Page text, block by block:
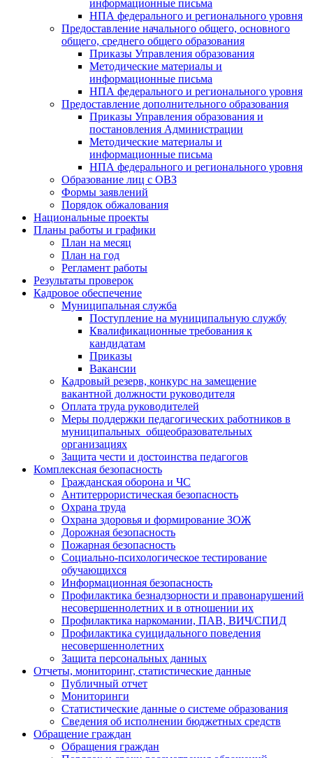
информационные письма
НПА федерального и регионального уровня
Предоставление начального общего, основного
общего, среднего общего образования
Приказы Управления образования
Методические материалы и
информационные письма
НПА федерального и регионального уровня
Предоставление дополнительного образования
Приказы Управления образования и
постановления Администрации
Методические материалы и
информационные письма
НПА федерального и регионального уровня
Образование лиц с ОВЗ
Формы заявлений
Порядок обжалования
Национальные проекты
Планы работы и графики
План на месяц
План на год
Регламент работы
Результаты проверок
Кадровое обеспечение
Муниципальная служба
Поступление на муниципальную службу
Квалификационные требования к
кандидатам
Приказы
Вакансии
Кадровый резерв, конкурс на замещение
вакантной должности руководителя
Оплата труда руководителей
Меры поддержки педагогических работников в
муниципальных общеобразовательных
организациях
Защита чести и достоинства педагогов
Комплексная безопасность
Гражданская оборона и ЧС
Антитеррористическая безопасность
Охрана труда
Охрана здоровья и формирование ЗОЖ
Дорожная безопасность
Пожарная безопасность
Социально-психологическое тестирование
обучающихся
Информационная безопасность
Профилактика безнадзорности и правонарушений
несовершеннолетних и в отношении их
Профилактика наркомании, ПАВ, ВИЧ/СПИД
Профилактика суицидального поведения
несовершеннолетних
Защита персональных данных
Отчеты, мониторинг, статистические данные
Публичный отчет
Мониторинги
Статистические данные о системе образования
Сведения об исполнении бюджетных средств
Обращение граждан
Обращения граждан